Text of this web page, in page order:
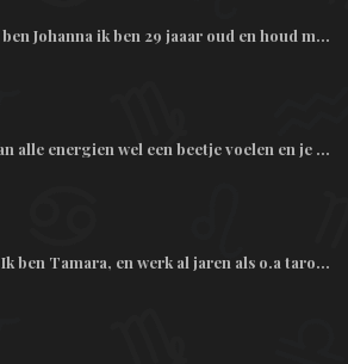
Johanna ik ben 29 jaaar oud en houd m...
alle energien wel een beetje voelen en je ...
ben Tamara, en werk al jaren als o.a taro...